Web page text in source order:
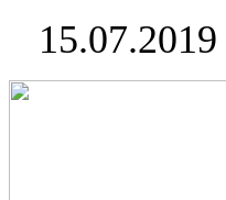
15.07.2019